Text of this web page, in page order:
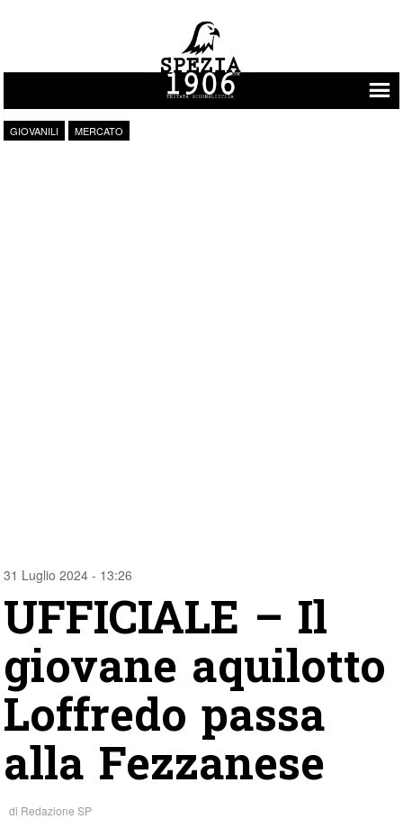
Vai al contenuto
GIOVANILI MERCATO
31 Luglio 2024 - 13:26
UFFICIALE – Il
giovane aquilotto
Loffredo passa
alla Fezzanese
di Redazione SP